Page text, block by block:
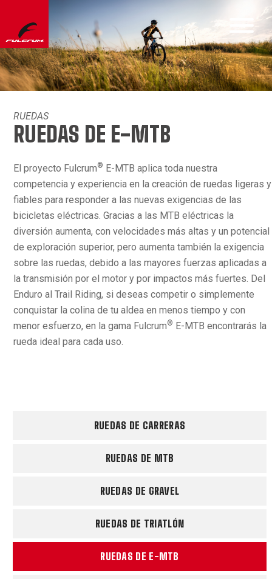
RUEDAS
RUEDAS DE E-MTB
El proyecto Fulcrum® E-MTB aplica toda nuestra
competencia y experiencia en la creación de ruedas ligeras y
fiables para responder a las nuevas exigencias de las
bicicletas eléctricas. Gracias a las MTB eléctricas la
diversión aumenta, con velocidades más altas y un potencial
de exploración superior, pero aumenta también la exigencia
sobre las ruedas, debido a las mayores fuerzas aplicadas a
la transmisión por el motor y por impactos más fuertes. Del
Enduro al Trail Riding, si deseas competir o simplemente
conquistar la colina de tu aldea en menos tiempo y con
menor esfuerzo, en la gama Fulcrum® E-MTB encontrarás la
rueda ideal para cada uso.
RUEDAS DE CARRERAS
RUEDAS DE MTB
RUEDAS DE GRAVEL
RUEDAS DE TRIATLÓN
RUEDAS DE E-MTB